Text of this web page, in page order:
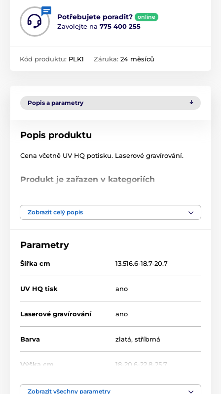
Potřebujete poradit? online
Zavolejte na 775 400 255
Kód produktu: PLK1 Záruka: 24 měsíců
Popis a parametry
Popis produktu
Cena včetně UV HQ potisku. Laserové gravírování.
Produkt je zařazen v kategoriích
Zobrazit celý popis
Parametry
Šířka cm 13.516.6-18.7-20.7
UV HQ tisk ano
Laserové gravírování ano
Barva zlatá, stříbrná
Výška cm 18-20.6-22.8-25.7
Typ ocenění
Zobrazit všechny parametry